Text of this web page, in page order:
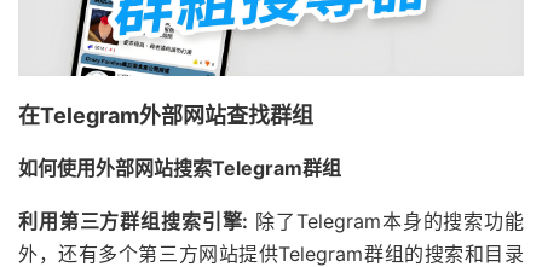
在Telegram外部网站查找群组
如何使用外部网站搜索Telegram群组
利用第三方群组搜索引擎: 除了Telegram本身的搜索功能
外，还有多个第三方网站提供Telegram群组的搜索和目录